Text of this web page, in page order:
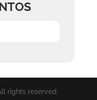
rights reserved.